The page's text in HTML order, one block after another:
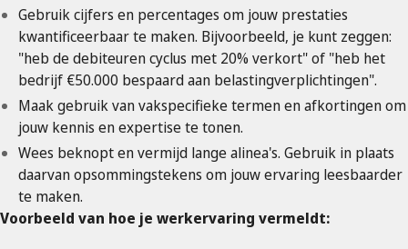
Gebruik cijfers en percentages om jouw prestaties
kwantificeerbaar te maken. Bijvoorbeeld, je kunt zeggen:
"heb de debiteuren cyclus met 20% verkort" of "heb het
bedrijf €50.000 bespaard aan belastingverplichtingen".
Maak gebruik van vakspecifieke termen en afkortingen om
jouw kennis en expertise te tonen.
Wees beknopt en vermijd lange alinea's. Gebruik in plaats
daarvan opsommingstekens om jouw ervaring leesbaarder
te maken.
Voorbeeld van hoe je werkervaring vermeldt: